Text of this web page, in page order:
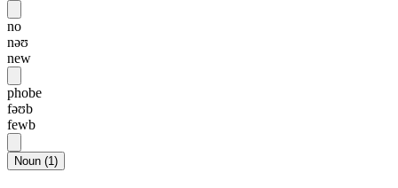
no
nəʊ
new
phobe
fəʊb
fewb
Noun (1)